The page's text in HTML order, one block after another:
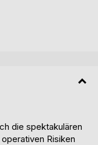
die spektakulären
Risiken